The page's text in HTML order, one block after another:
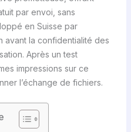
par envoi, sans
en Suisse par
avant la confidentialité des
Après un test
impressions sur ce
l’échange de fichiers.